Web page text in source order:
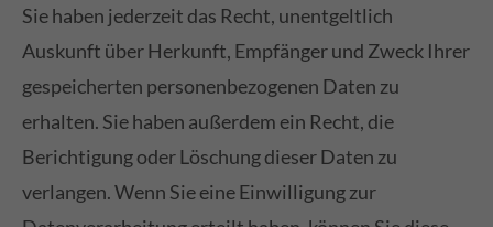
Sie haben jederzeit das Recht, unentgeltlich
Auskunft über Herkunft, Empfänger und Zweck Ihrer
gespeicherten personenbezogenen Daten zu
erhalten. Sie haben außerdem ein Recht, die
Berichtigung oder Löschung dieser Daten zu
verlangen. Wenn Sie eine Einwilligung zur